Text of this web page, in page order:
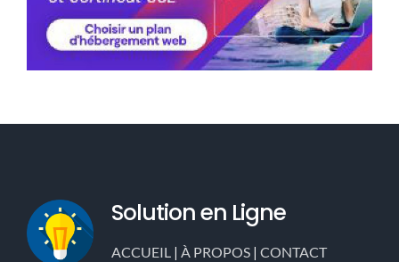
Solution en Ligne
ACCUEIL | À PROPOS | CONTACT